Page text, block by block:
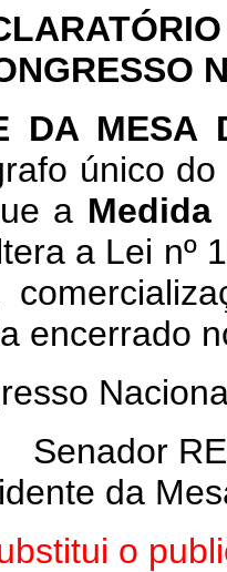
DA MESA
único
a
a Lei nº
encerrado
Senador
da
o